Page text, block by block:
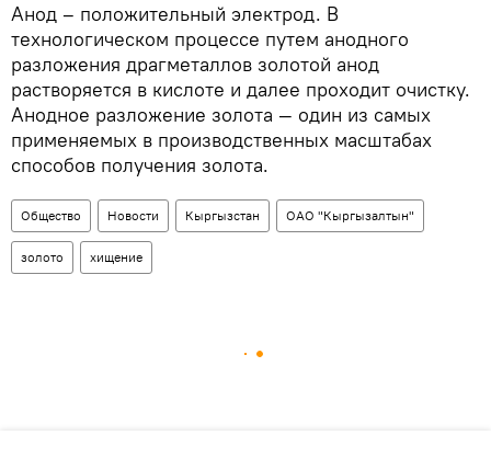
Анод – положительный электрод. В
технологическом процессе путем анодного
разложения драгметаллов золотой анод
растворяется в кислоте и далее проходит очистку.
Анодное разложение золота — один из самых
применяемых в производственных масштабах
способов получения золота.
Общество Новости Кыргызстан ОАО "Кыргызалтын"
золото хищение